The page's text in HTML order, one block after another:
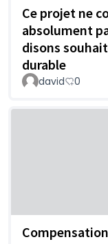
Ce projet ne
absolument
disons
durable
david 0